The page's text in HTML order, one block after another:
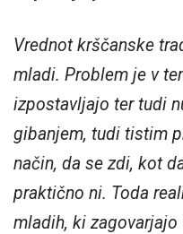
Vrednot krščanske
mladi. Problem je v
izpostavljajo ter tudi
gibanjem, tudi tistim
način, da se zdi, kot
praktično ni. Toda
mladih, ki